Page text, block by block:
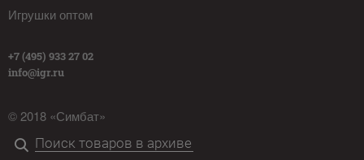
Игрушки оптом
+7 (495) 933 27 02
info@igr.ru
© 2018 «Симбат»